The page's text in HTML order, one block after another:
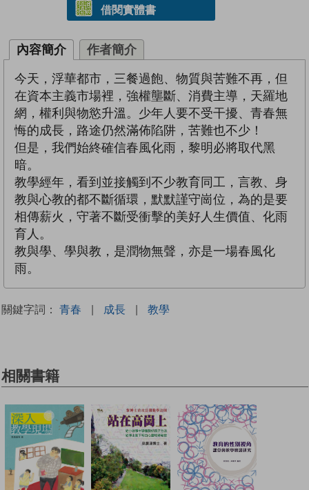
借閱實體書
內容簡介 作者簡介
今天，浮華都市，三餐過飽、物質與苦難不再，但
在資本主義市場裡，強權壟斷、消費主導，天羅地
網，權利與物慾升溫。少年人要不受干擾、青春無
悔的成長，路途仍然滿佈陷阱，苦難也不少！
但是，我們始終確信春風化雨，黎明必將取代黑
暗。
教學經年，看到並接觸到不少教育同工，言教、身
教與心教的都不斷循環，默默謹守崗位，為的是要
相傳薪火，守著不斷受衝擊的美好人生價值、化雨
育人。
教與學、學與教，是潤物無聲，亦是一場春風化
雨。
關鍵字詞： 青春 | 成長 | 教學
相關書籍